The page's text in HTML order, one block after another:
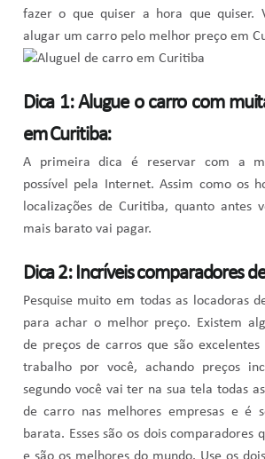
fazer o que quiser a hora que quiser.
alugar um carro pelo melhor preço em
Dica 1: Alugue o carro com
em Curitiba:
A primeira dica é reservar com a
possível pela Internet. Assim como os
localizações de Curitiba, quanto antes
mais barato vai pagar.
Dica 2: Incríveis comparadores
Pesquise muito em todas as locadoras
para achar o melhor preço. Existem
de preços de carros que são
trabalho por você, achando preços
segundo você vai ter na sua tela todas
de carro nas melhores empresas e é
barata. Esses são os dois comparadores
e são os melhores do mundo. Use os